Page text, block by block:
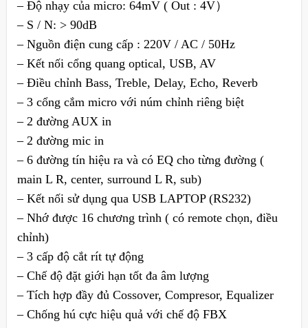
– Độ nhạy của micro: 64mV ( Out : 4V）
– S / N: > 90dB
– Nguồn điện cung cấp : 220V / AC / 50Hz
– Kết nối cổng quang optical, USB, AV
– Điều chỉnh Bass, Treble, Delay, Echo, Reverb
– 3 cổng cắm micro với núm chỉnh riêng biệt
– 2 đường AUX in
– 2 đường mic in
– 6 đường tín hiệu ra và có EQ cho từng đường (
main L R, center, surround L R, sub)
– Kết nối sử dụng qua USB LAPTOP (RS232)
– Nhớ được 16 chương trình ( có remote chọn, điều
chỉnh)
– 3 cấp độ cắt rít tự động
– Chế độ đặt giới hạn tốt đa âm lượng
– Tích hợp đầy đủ Cossover, Compresor, Equalizer
– Chống hú cực hiệu quả với chế độ FBX